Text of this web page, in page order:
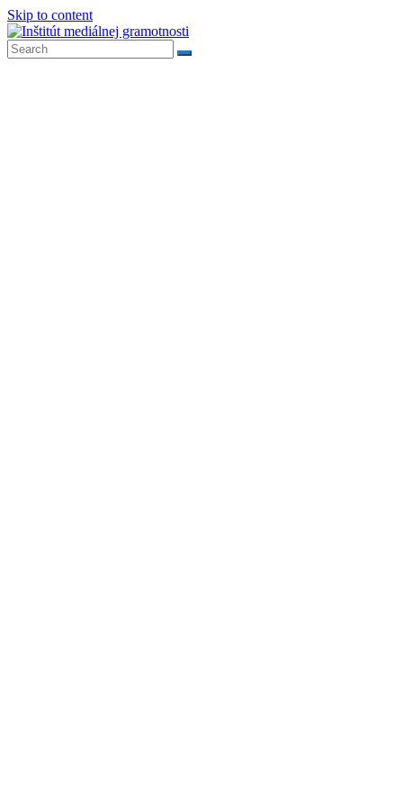
Skip to content